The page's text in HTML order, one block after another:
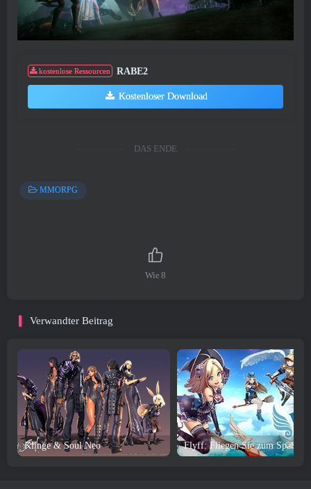
kostenlose Ressourcen RABE2
Kostenloser Download
DAS ENDE
MMORPG
Wie 8
Verwandter Beitrag
Klinge & Soul Neo Flyff: Fliegen Sie zum Spaß